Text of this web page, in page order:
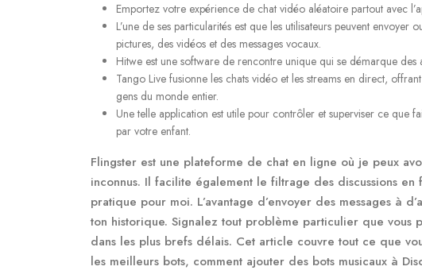
Emportez votre expérience de chat vidéo aléatoire partout avec
L’une de ses particularités est que les utilisateurs peuvent
pictures, des vidéos et des messages vocaux.
Hitwe est une software de rencontre unique qui se démarque des
Tango Live fusionne les chats vidéo et les streams en direct,
gens du monde entier.
Une telle application est utile pour contrôler et superviser ce que
par votre enfant.
Flingster est une plateforme de chat en ligne où je peux
inconnus. Il facilite également le filtrage des discussions
pratique pour moi. L’avantage d’envoyer des messages à
ton historique. Signalez tout problème particulier que
dans les plus brefs délais. Cet article couvre tout ce que
les meilleurs bots, comment ajouter des bots musicaux à